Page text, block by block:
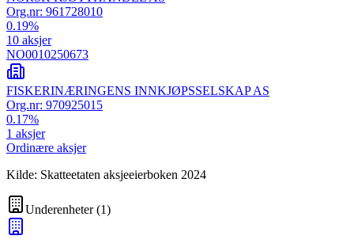
Org.nr: 961728010
0.19%
10 aksjer
NO0010250673
FISKERINÆRINGENS INNKJØPSSELSKAP AS
Org.nr: 970925015
0.17%
1 aksjer
Ordinære aksjer
Kilde: Skatteetaten aksjeeierboken 2024
Underenheter(1)